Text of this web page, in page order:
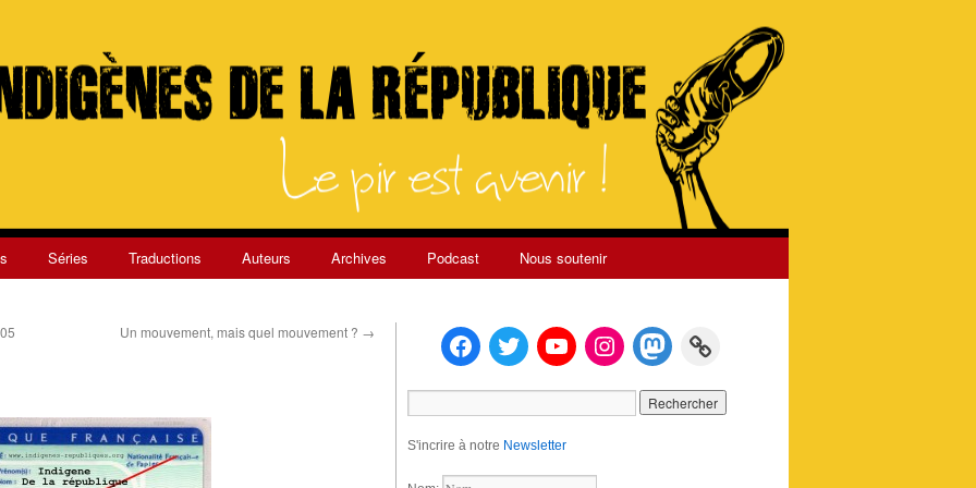
Séries Traductions Auteurs Archives Podcast Nous soutenir
Un mouvement, mais quel mouvement ? →
S'incrire à notre Newsletter